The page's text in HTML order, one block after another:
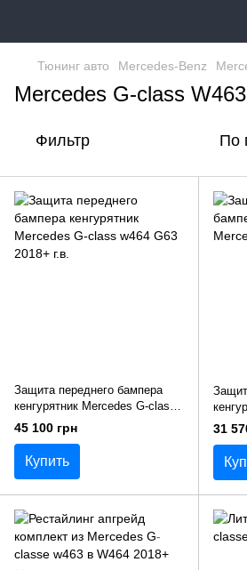
Тюнинг авто Mercedes-Benz
Mercedes G-class W463
Фильтр По
Защита переднего бампера
кенгурятник Mercedes G-class
w464 G63 2018+ г.в.
45 100 грн
Купить
w463
31